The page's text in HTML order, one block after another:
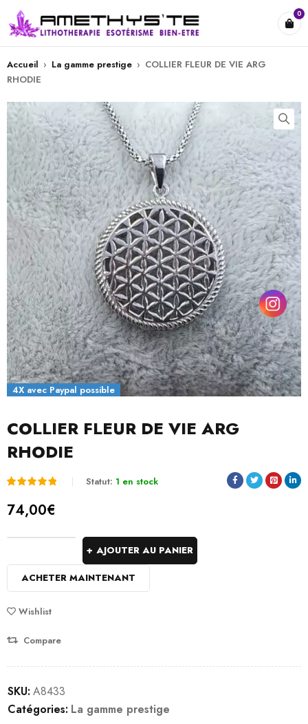
0
Accueil › La gamme prestige › COLLIER FLEUR DE VIE ARG
RHODIE
4X avec Paypal possible
COLLIER FLEUR DE VIE ARG
RHODIE
basé
notation
Statut: 1 en stock
74,00€
AJOUTER AU PANIER
ACHETER MAINTENANT
Wishlist
Compare
SKU: A8433
Catégories: La gamme prestige